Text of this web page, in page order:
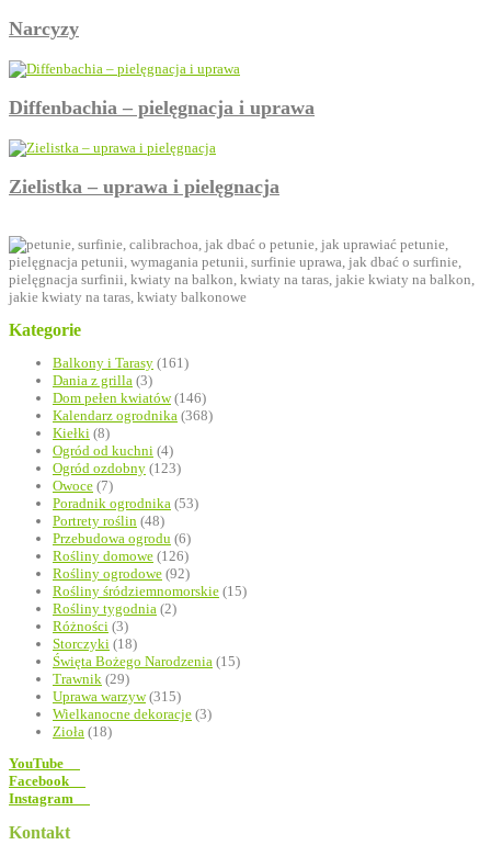
Narcyzy
Diffenbachia – pielęgnacja i uprawa
Zielistka – uprawa i pielęgnacja
Kategorie
Balkony i Tarasy (161)
Dania z grilla (3)
Dom pełen kwiatów(146)
Kalendarz ogrodnika (368)
Kiełki (8)
Ogród od kuchni (4)
Ogród ozdobny (123)
Owoce (7)
Poradnik ogrodnika (53)
Portrety roślin (48)
Przebudowa ogrodu (6)
Rośliny domowe (126)
Rośliny ogrodowe (92)
Rośliny śródziemnomorskie (15)
Rośliny tygodnia (2)
Różności (3)
Storczyki (18)
Święta Bożego Narodzenia (15)
Trawnik (29)
Uprawa warzyw(315)
Wielkanocne dekoracje (3)
Zioła (18)
YouTube
Facebook
Instagram
Kontakt